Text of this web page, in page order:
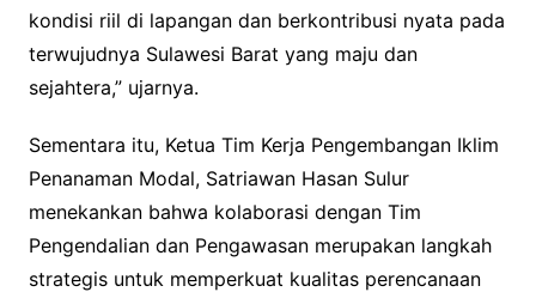
kondisi riil di lapangan dan berkontribusi nyata pada
terwujudnya Sulawesi Barat yang maju dan
sejahtera,” ujarnya.
Sementara itu, Ketua Tim Kerja Pengembangan Iklim
Penanaman Modal, Satriawan Hasan Sulur
menekankan bahwa kolaborasi dengan Tim
Pengendalian dan Pengawasan merupakan langkah
strategis untuk memperkuat kualitas perencanaan